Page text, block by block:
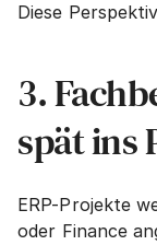
Diese
3.
spät ins
ERP-Projekte
oder Finance